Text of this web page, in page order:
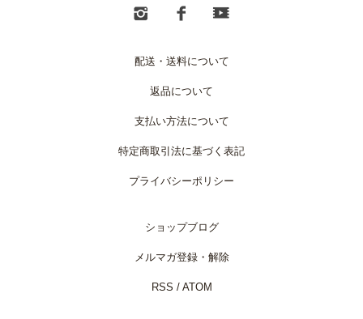
配送・送料について
返品について
支払い方法について
特定商取引法に基づく表記
プライバシーポリシー
ショップブログ
メルマガ登録・解除
RSS / ATOM